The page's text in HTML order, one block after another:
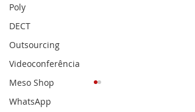
Poly
DECT
Outsourcing
Videoconferência
Meso Shop
WhatsApp